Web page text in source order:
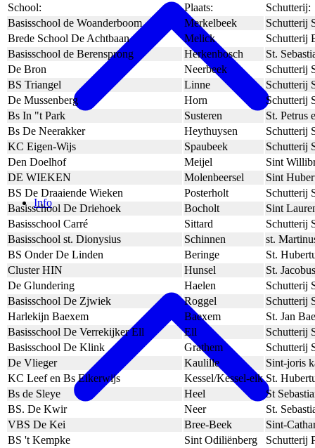
Info
School: Plaats:
Schutterij:
Basisschool de Woanderboom
Merkelbeek
Schutterij
Brede School De Achtbaan
Melick
Schutterij
Basisschool de Berensprong
Herkenbosch
St.
De Bron
Neerbeek
Schutterij
BS Triangel
Linne
Schutterij
De Mussenberg
Horn
Schutterij
Bs In "t Park
Susteren
St. Petrus
Bs De Neerakker
Heythuysen
Schutterij
KC Eigen-Wijs
Spaubeek
Schutterij
Den Doelhof
Meijel
Sint
DE WIEKEN
Molenbeersel
Sint
BS De Draaiende Wieken
Posterholt
Schutterij
Basisschool De Driehoek
Bocholt
Sint
Basisschool Carré
Sittard
Schutterij
Basisschool st. Dionysius
Schinnen
st.
BS Onder De Linden
Beringe
St.
Cluster HIN
Hunsel
St.
De Glundering
Haelen
Schutterij
Basisschool De Zjwiek
Roggel
Schutterij
Harlekijn Baexem
Baexem
St. Jan
Basisschool De Verrekijker Ell
Ell
Schutterij
Basisschool De Klink
Grathem
Schutterij
De Vlieger
Kaulille
Sint-joris
KC Leef en Bs Eikerwijs
Kessel/Kessel-eik St.
Bs de Sleye
Heel
St
BS. De Kwir
Neer
St.
VBS De Kei
Bree-Beek
Sint-
BS 't Kempke
Sint Odiliënberg
Schutterij